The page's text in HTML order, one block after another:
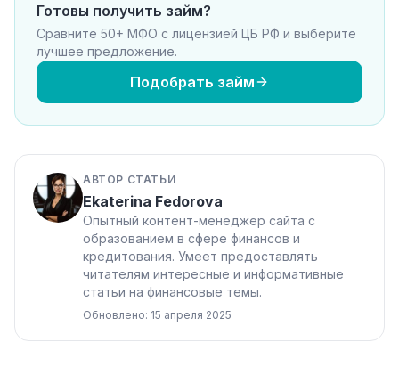
Готовы получить займ?
Сравните 50+ МФО с лицензией ЦБ РФ и выберите
лучшее предложение.
Подобрать займ
АВТОР СТАТЬИ
Ekaterina Fedorova
Опытный контент-менеджер сайта с
образованием в сфере финансов и
кредитования. Умеет предоставлять
читателям интересные и информативные
статьи на финансовые темы.
Обновлено: 15 апреля 2025